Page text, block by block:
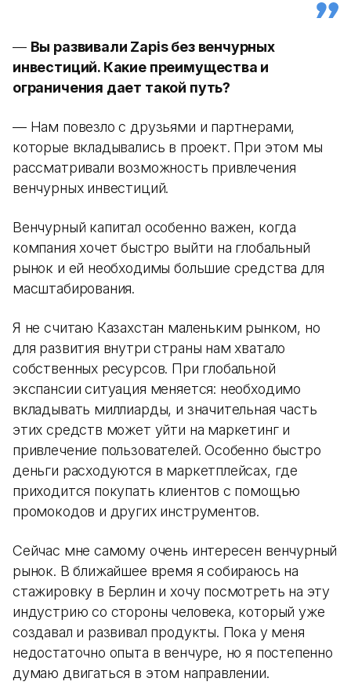
— Вы развивали Zapis без венчурных
инвестиций. Какие преимущества и
ограничения дает такой путь?
— Нам повезло с друзьями и партнерами,
которые вкладывались в проект. При этом мы
рассматривали возможность привлечения
венчурных инвестиций.
Венчурный капитал особенно важен, когда
компания хочет быстро выйти на глобальный
рынок и ей необходимы большие средства для
масштабирования.
Я не считаю Казахстан маленьким рынком, но
для развития внутри страны нам хватало
собственных ресурсов. При глобальной
экспансии ситуация меняется: необходимо
вкладывать миллиарды, и значительная часть
этих средств может уйти на маркетинг и
привлечение пользователей. Особенно быстро
деньги расходуются в маркетплейсах, где
приходится покупать клиентов с помощью
промокодов и других инструментов.
Сейчас мне самому очень интересен венчурный
рынок. В ближайшее время я собираюсь на
стажировку в Берлин и хочу посмотреть на эту
индустрию со стороны человека, который уже
создавал и развивал продукты. Пока у меня
недостаточно опыта в венчуре, но я постепенно
думаю двигаться в этом направлении.